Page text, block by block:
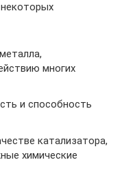
многих
и способность
катализатора,
химические